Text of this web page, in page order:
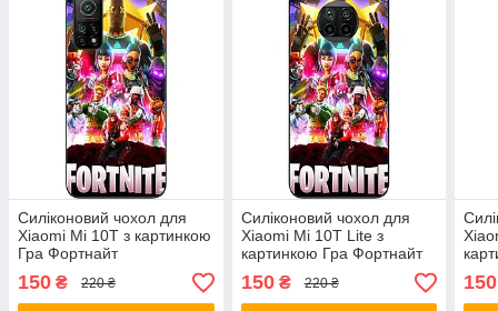
Силіконовий чохол для
Xiaomi Mi 10T з картинкою
Гра Фортнайт
150 ₴ 220 ₴
Силіконовий чохол для
Xiaomi Mi 10T Lite з
картинкою Гра Фортнайт
150₴ 220 ₴ 150